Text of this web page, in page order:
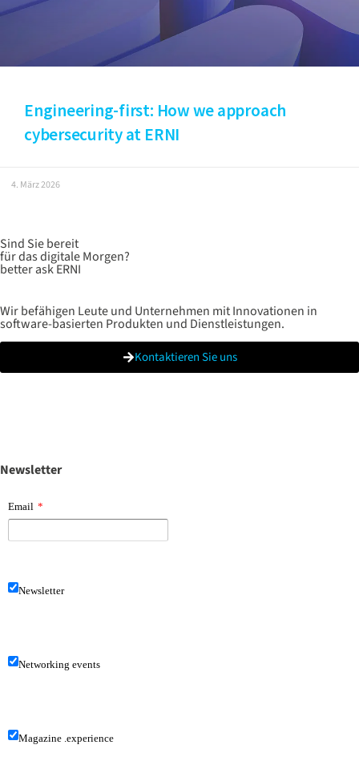
Engineering-first: How we approach
cybersecurity at ERNI
4. März 2026
Sind Sie bereit
für das digitale Morgen?
better ask ERNI
Wir befähigen Leute und Unternehmen mit Innovationen in
software-basierten Produkten und Dienstleistungen.
Kontaktieren Sie uns
Newsletter
Email *
Newsletter
Networking events
Magazine .experience